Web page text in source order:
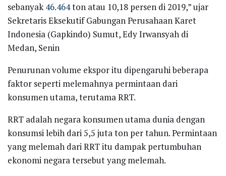
sebanyak46.464ton atau 10,18 persen di 2019,” ujar
Sekretaris Eksekutif Gabungan Perusahaan Karet
Indonesia (Gapkindo) Sumut, Edy Irwansyah di
Medan, Senin
Penurunan volume ekspor itu dipengaruhi beberapa
faktor seperti melemahnya permintaan dari
konsumen utama, terutama RRT.
RRT adalah negara konsumen utama dunia dengan
konsumsi lebih dari 5,5 juta ton per tahun. Permintaan
yang melemah dari RRT itu dampak pertumbuhan
ekonomi negara tersebut yang melemah.